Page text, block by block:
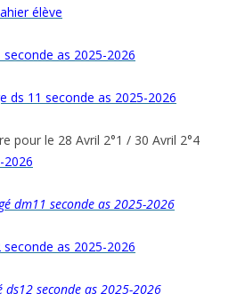
élève
seconde as 2025-2026
ds 11 seconde as 2025-2026
pour le 28 Avril 2°1 / 30 Avril 2°4
2026
dm11 seconde as 2025-2026
seconde as 2025-2026
ds12 seconde as 2025-2026